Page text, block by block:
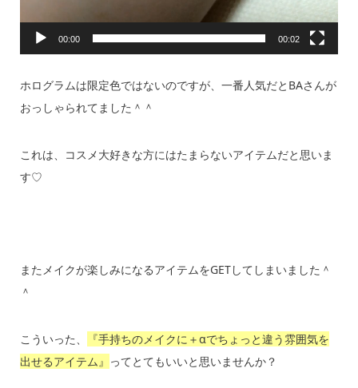
00:00 00:02
ホログラムは限定色ではないのですが、一番人気だとBAさんが
おっしゃられてました＾＾
これは、コスメ大好きな方にはたまらないアイテムだと思いま
す♡
またメイクが楽しみになるアイテムをGETしてしまいました＾
＾
こういった、
『手持ちのメイクに＋αでちょっと違う雰囲気を
出せるアイテム』 ってとてもいいと思いませんか？